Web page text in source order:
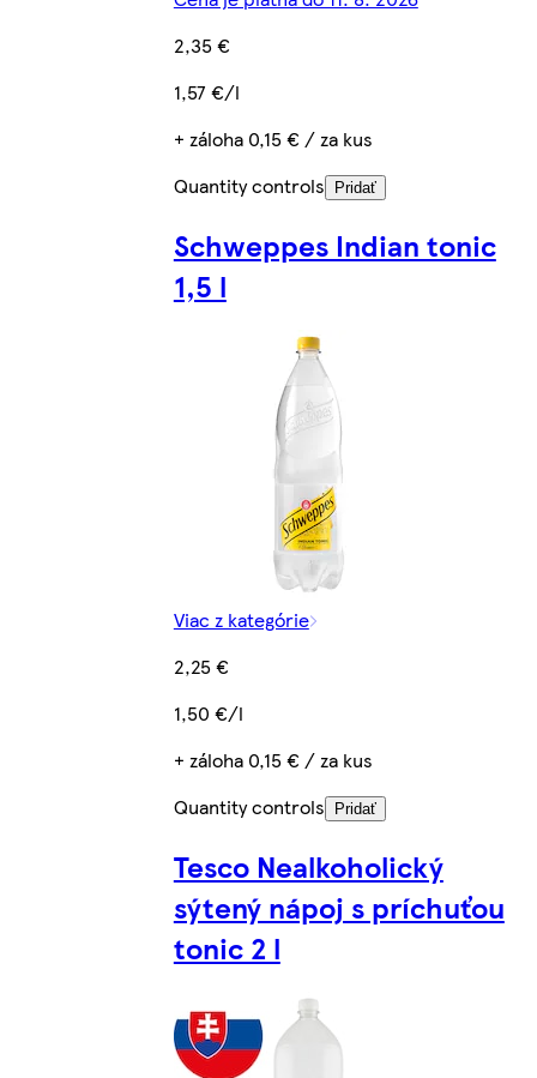
2,35 €
1,57 €/l
+ záloha 0,15 € / za kus
Quantity controls
Pridať
Schweppes Indian tonic
1,5 l
Viac z kategórie
2,25 €
1,50 €/l
+ záloha 0,15 € / za kus
Quantity controls
Pridať
Tesco Nealkoholický
sýtený nápoj s príchuťou
tonic 2 l